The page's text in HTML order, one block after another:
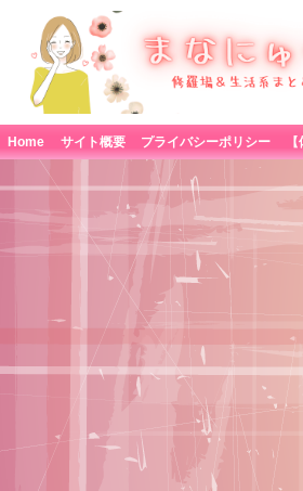
Home サイト概要 プライバシーポリシー